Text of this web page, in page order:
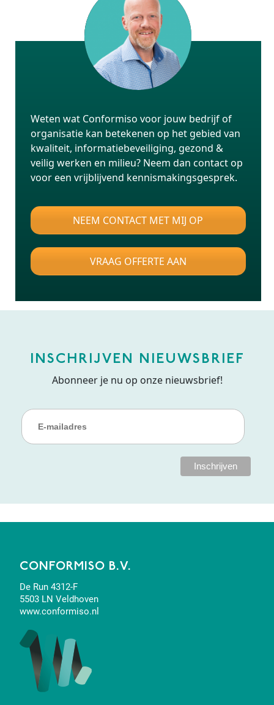
Weten wat Conformiso voor jouw bedrijf of
organisatie kan betekenen op het gebied van
kwaliteit, informatiebeveiliging, gezond &
veilig werken en milieu? Neem dan contact op
voor een vrijblijvend kennismakingsgesprek.
NEEM CONTACT MET MIJ OP
VRAAG OFFERTE AAN
INSCHRIJVEN NIEUWSBRIEF
Abonneer je nu op onze nieuwsbrief!
CONFORMISO B.V.
De Run 4312-F
5503 LN Veldhoven
www.conformiso.nl